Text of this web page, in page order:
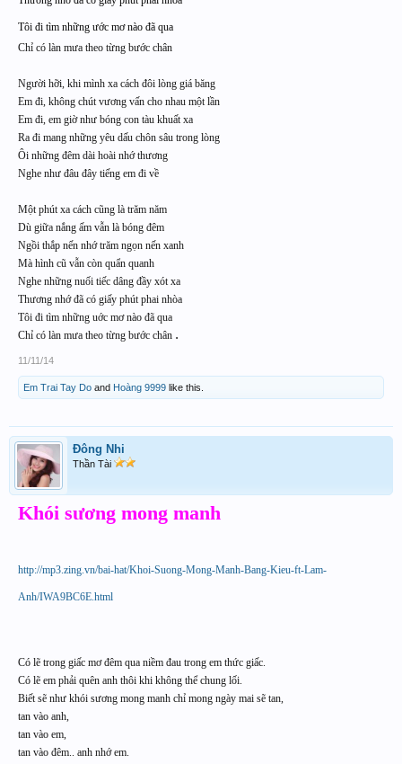
Tôi đi tìm những ước mơ nào đã qua
Chỉ có làn mưa theo từng bước chân
Người hỡi, khi mình xa cách đôi lòng giá băng
Em đi, không chút vương vấn cho nhau một lần
Em đi, em giờ như bóng con tàu khuất xa
Ra đi mang những yêu dấu chôn sâu trong lòng
Ôi những đêm dài hoài nhớ thương
Nghe như đâu đây tiếng em đi về
Một phút xa cách cũng là trăm năm
Dù giữa nắng ấm vẫn là bóng đêm
Ngồi thắp nến nhớ trăm ngọn nến xanh
Mà hình cũ vẫn còn quẩn quanh
Nghe những nuối tiếc dâng đầy xót xa
Thương nhớ đã có giấy phút phai nhòa
Tôi đi tìm những uớc mơ nào đã qua
Chỉ có làn mưa theo từng bước chân .
11/11/14
Em Trai Tay Do and Hoàng 9999 like this.
Đông Nhi
Thần Tài
Khói sương mong manh
http://mp3.zing.vn/bai-hat/Khoi-Suong-Mong-Manh-Bang-Kieu-ft-Lam-
Anh/IWA9BC6E.html
Có lẽ trong giấc mơ đêm qua niềm đau trong em thức giấc.
Có lẽ em phải quên anh thôi khi không thể chung lối.
Biết sẽ như khói sương mong manh chỉ mong ngày mai sẽ tan,
tan vào anh,
tan vào em,
tan vào đêm.. anh nhớ em.